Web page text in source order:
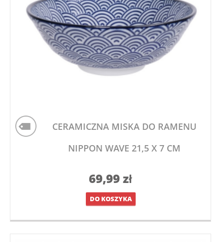
CERAMICZNA MISKA DO RAMENU
NIPPON WAVE 21,5 X 7 CM
69,99zł
DO KOSZYKA